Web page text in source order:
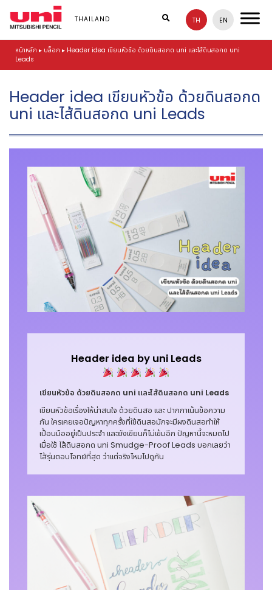
p
THAILAND TH EN
หน้าหลัก ▸ บล็อก ▸ Header idea เขียนหัวข้อ ด้วยดินสอกด uni และไส้ดินสอกด uni
Leads
Header idea เขียนหัวข้อ ด้วยดินสอกด
uni และไส้ดินสอกด uni Leads
Header idea by uni Leads
เขียนหัวข้อ ด้วยดินสอกด uni และไส้ดินสอกด uni Leads
เขียนหัวข้อเรื่องให้น่าสนใจ ด้วยดินสอ และ ปากกาเน้นข้อความ
กัน ใครเคยเจอปัญหาทุกครั้งที่ใช้ดินสอมักจะมีผงดินสอทำให้
เปื้อนมืออยู่เป็นประจำ และยังเขียนก็ไม่เข้มอีก ปัญหานี้จะหมดไป
เมื่อใช้ ไส้ดินสอกด uni Smudge-Proof Leads บอกเลยว่า
ไส้รุ่นตอบโจทย์ที่สุด ว่าแต่จริงไหมไปดูกัน